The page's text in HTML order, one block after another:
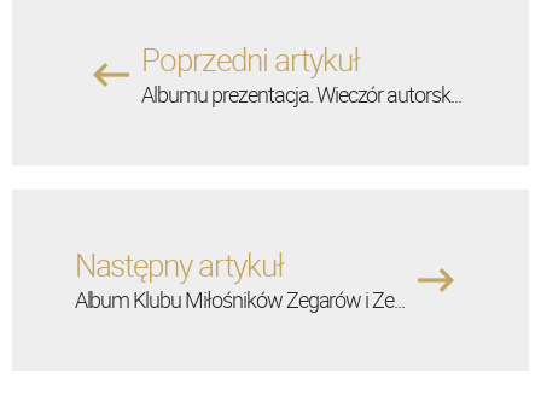
Poprzedni artykuł
Albumu prezentacja. Wieczór autorsk...
Następny artykuł
Album Klubu Miłośników Zegarów i Ze...